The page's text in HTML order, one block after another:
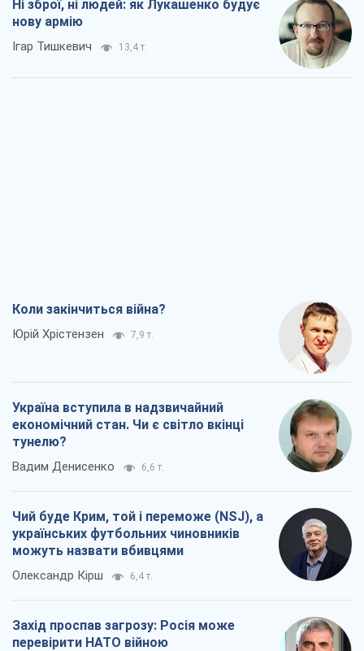
Ні зброї, ні людей: як Лукашенко будує
нову армію
Ігар Тишкевич 13,4 т.
Коли закінчиться війна?
Юрій Хрістензен 7,9 т.
Україна вступила в надзвичайний
економічний стан. Чи є світло вкінці
тунелю?
Вадим Денисенко 6,6 т.
Чий буде Крим, той і переможе (NSJ), а
українських футбольних чиновників
можуть назвати вбивцями
Олександр Кірш 6,4 т.
Захід проспав загрозу: Росія може
перевірити НАТО війною